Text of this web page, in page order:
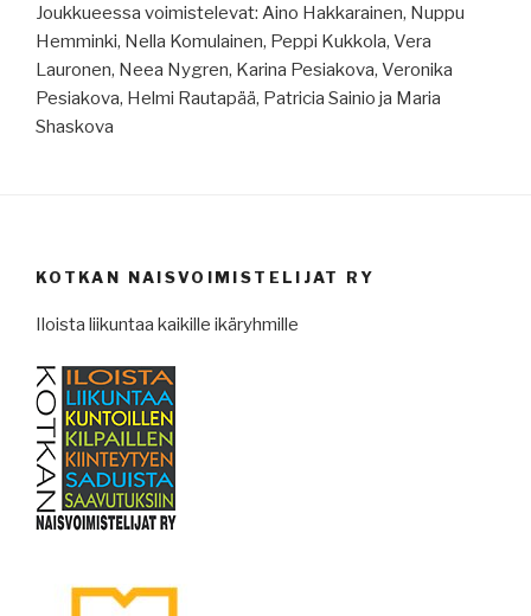
Joukkueessa voimistelevat: Aino Hakkarainen, Nuppu
Hemminki, Nella Komulainen, Peppi Kukkola, Vera
Lauronen, Neea Nygren, Karina Pesiakova, Veronika
Pesiakova, Helmi Rautapää, Patricia Sainio ja Maria
Shaskova
KOTKAN NAISVOIMISTELIJAT RY
Iloista liikuntaa kaikille ikäryhmille